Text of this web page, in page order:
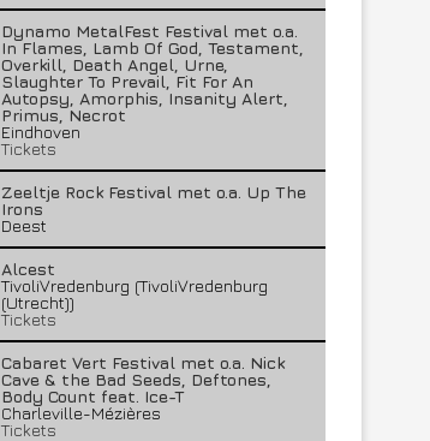
Dynamo MetalFest Festival met o.a.
In Flames, Lamb Of God, Testament,
Overkill, Death Angel, Urne,
Slaughter To Prevail, Fit For An
Autopsy, Amorphis, Insanity Alert,
Primus, Necrot
Eindhoven
Tickets
Zeeltje Rock Festival met o.a. Up The
Irons
Deest
Alcest
TivoliVredenburg (TivoliVredenburg
(Utrecht))
Tickets
Cabaret Vert Festival met o.a. Nick
Cave & the Bad Seeds, Deftones,
Body Count feat. Ice-T
Charleville-Mézières
Tickets